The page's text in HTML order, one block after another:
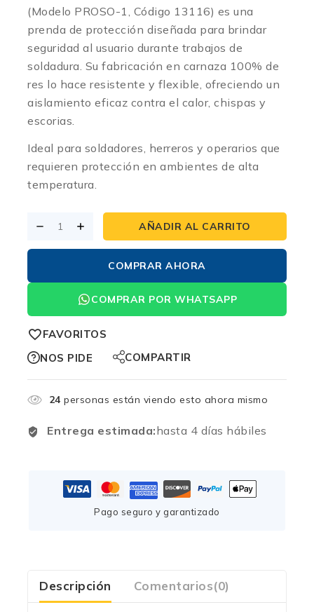
(Modelo PROSO-1, Código 13116) es una
prenda de protección diseñada para brindar
seguridad al usuario durante trabajos de
soldadura. Su fabricación en carnaza 100% de
res lo hace resistente y flexible, ofreciendo un
aislamiento eficaz contra el calor, chispas y
escorias.
Ideal para soldadores, herreros y operarios que
requieren protección en ambientes de alta
temperatura.
AÑADIR AL CARRITO
COMPRAR AHORA
COMPRAR POR WHATSAPP
FAVORITOS
NOS PIDE
COMPARTIR
24 personas están viendo esto ahora mismo
Entrega estimada:hasta 4 días hábiles
Pago seguro y garantizado
Descripción Comentarios(0)